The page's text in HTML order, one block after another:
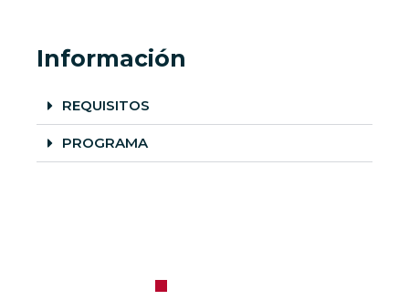
Información
REQUISITOS
PROGRAMA